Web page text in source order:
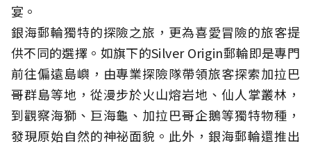
宴。
銀海郵輪獨特的探險之旅，更為喜愛冒險的旅客提
供不同的選擇。如旗下的Silver Origin郵輪即是專門
前往偏遠島嶼，由專業探險隊帶領旅客探索加拉巴
哥群島等地，從漫步於火山熔岩地、仙人掌叢林，
到觀察海獅、巨海龜、加拉巴哥企鵝等獨特物種，
發現原始自然的神祕面貌。此外，銀海郵輪還推出